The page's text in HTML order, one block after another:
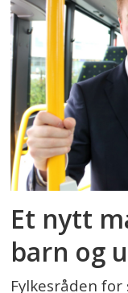
Et nytt
barn og
Fylkesråden